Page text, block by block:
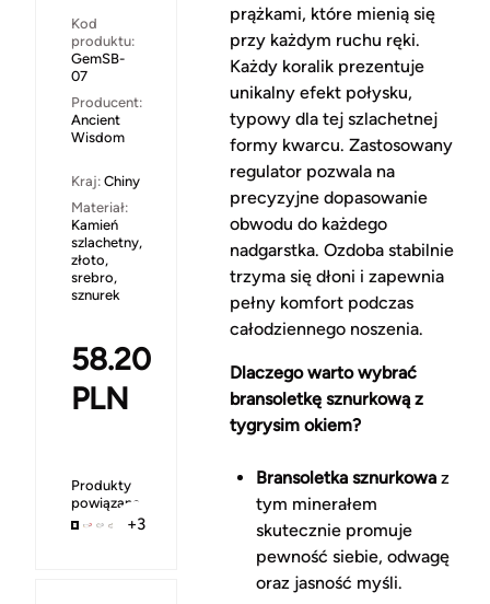
Kod
produktu:
GemSB-
07
Producent:
Ancient
Wisdom
Kraj: Chiny
Materiał:
Kamień
szlachetny,
złoto,
srebro,
sznurek
58.20
PLN
Produkty
powiązane
+3
prążkami, które mienią się
przy każdym ruchu ręki.
Każdy koralik prezentuje
unikalny efekt połysku,
typowy dla tej szlachetnej
formy kwarcu. Zastosowany
regulator pozwala na
precyzyjne dopasowanie
obwodu do każdego
nadgarstka. Ozdoba stabilnie
trzyma się dłoni i zapewnia
pełny komfort podczas
całodziennego noszenia.
Dlaczego warto wybrać
bransoletkę sznurkową z
tygrysim okiem?
Bransoletka sznurkowaz
tym minerałem
skutecznie promuje
pewność siebie, odwagę
oraz jasność myśli.